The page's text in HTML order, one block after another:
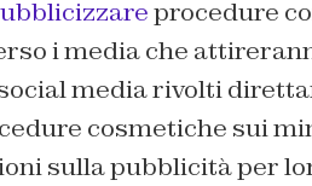
procedure
i media che
media rivolti
cosmetiche sui
sulla pubblicità per